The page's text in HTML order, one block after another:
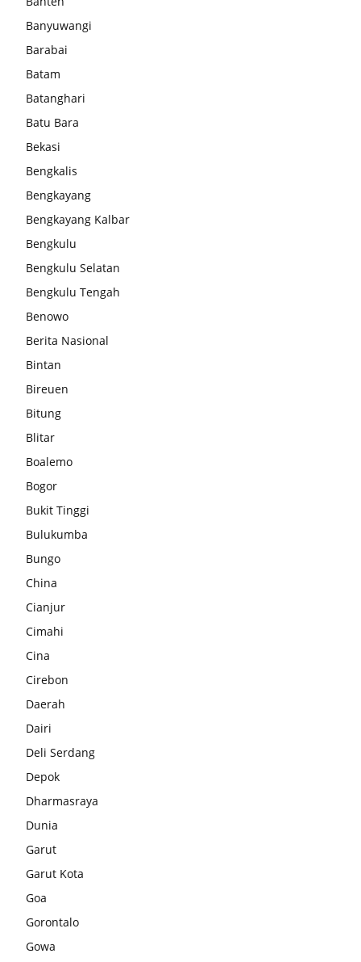
Banyuwangi
Barabai
Batam
Batanghari
Batu Bara
Bekasi
Bengkalis
Bengkayang
Bengkayang Kalbar
Bengkulu
Bengkulu Selatan
Bengkulu Tengah
Benowo
Berita Nasional
Bintan
Bireuen
Bitung
Blitar
Boalemo
Bogor
Bukit Tinggi
Bulukumba
Bungo
China
Cianjur
Cimahi
Cina
Cirebon
Daerah
Dairi
Deli Serdang
Depok
Dharmasraya
Dunia
Garut
Garut Kota
Goa
Gorontalo
Gowa